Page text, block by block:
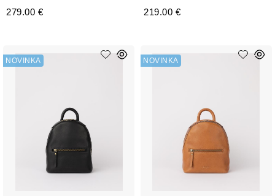
279.00 € 219.00 €
NOVINKA NOVINKA